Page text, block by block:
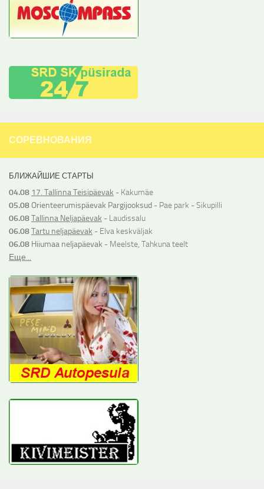
СОРЕВНОВАНИЯ
БЛИЖАЙШИЕ СТАРТЫ
04.08 17. Tallinna Teisipäevak - Kakumäe
05.08 Orienteerumispäevak Pargijooksud - Pae park - Sikupilli
06.08Tallinna Neljapäevak - Laudissalu
06.08Tartu neljapäevak - Elva keskväljak
06.08 Hiiumaa neljapäevak - Meelste, Tahkuna teelt
Еще...